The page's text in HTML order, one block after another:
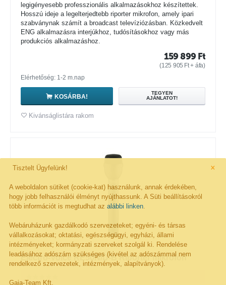
×
Tisztelt Ügyfelünk!
A weboldalon sütiket (cookie-kat) használunk, annak érdekében,
hogy jobb felhasználói élményt nyújthassunk. A Süti beállításokról
több információt is megtudhat az alábbi linken
Webáruházunk gazdálkodó szervezeteket; egyéni- és társas
vállalkozásokat; oktatási, egészségügyi, egyházi, állami
intézményeket; kormányzati szerveket szolgál ki. Rendelése
leadásához adószám szükséges (kivétel az adószámmal nem
rendelkező szervezetek, intézmények, alapítványok).
Gaia-Team Kft.
legigényesebb professzionális alkalmazásokhoz készítettek.
Hosszú ideje a legelterjedtebb riporter mikrofon, amely ipari
szabványnak számít a broadcast televíziózásban. Közkedvelt
ENG alkalmazásra interjúkhoz, tudósításokhoz vagy más
produkciós alkalmazáshoz.
159 899 Ft
(125 905 Ft+ áfa)
Elérhetőség: 1-2 m.nap
KOSÁRBA!
TEGYEN
AJÁNLATOT!
Kivánságlistára rakom
Electro-Voice RE50N/D-B Riporter mikrofon